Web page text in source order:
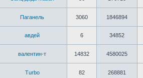
Паганель 3060 1846894
авдей 6 34852
валентин-т 14832 4580025
Turbo 82 268881